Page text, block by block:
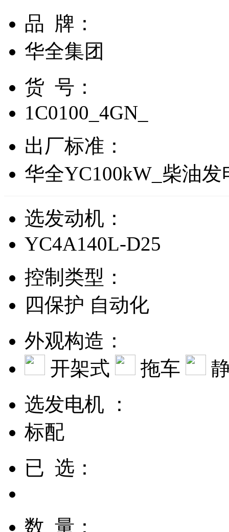
品 牌：
华全集团
货 号：
1C0100_4GN_
出厂标准：
华全YC100kW_柴油
选发动机：
YC4A140L-D25
控制类型：
四保护 自动化
外观构造：
开架式
拖车
选发电机 ：
标配
已 选：
数 量：